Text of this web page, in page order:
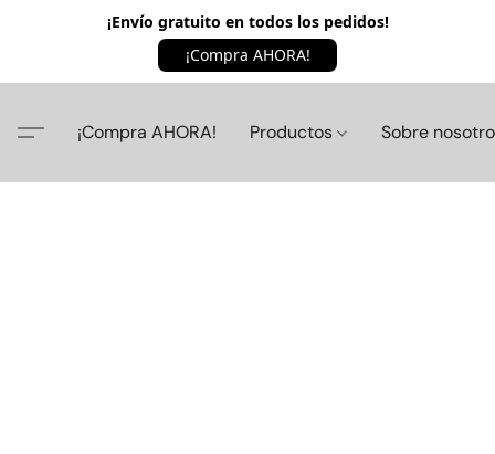
¡Envío gratuito en todos los pedidos!
¡Compra AHORA!
¡Compra AHORA! Productos Sobre